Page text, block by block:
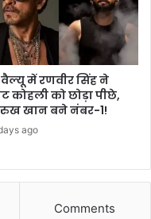
वैल्यू में रणवीर सिंह ने
कोहली को छोड़ा पीछे,
खान बने नंबर-1!
ago
Comments